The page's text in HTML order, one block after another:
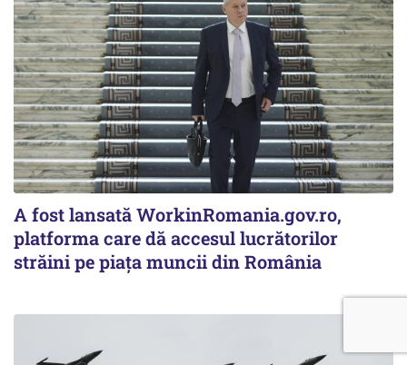
A fost lansată WorkinRomania.gov.ro,
platforma care dă accesul lucrătorilor
străini pe piața muncii din România